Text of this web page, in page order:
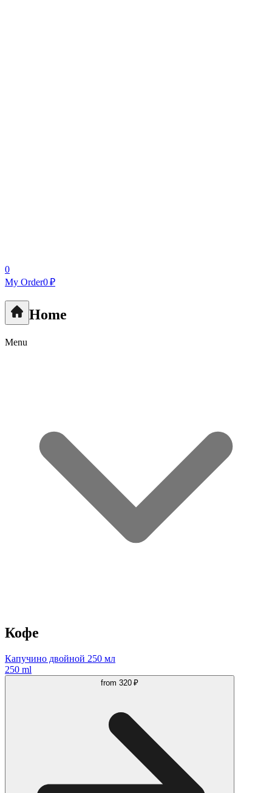
0
My Order0 ₽
Home
Menu
Кофе
Капучино двойной 250 мл
250 ml
from 320 ₽